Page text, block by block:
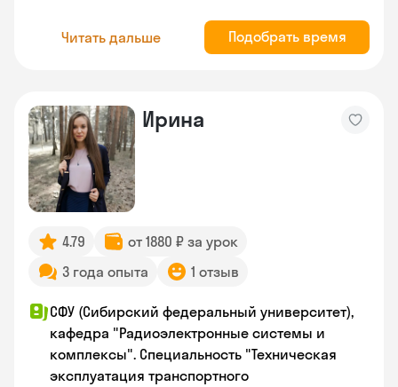
Читать дальше Подобрать время
Ирина
4.79
от 1880 ₽ за урок
3 года опыта
1 отзыв
СФУ (Сибирский федеральный университет),
кафедра "Радиоэлектронные системы и
комплексы". Специальность "Техническая
эксплуатация транспортного